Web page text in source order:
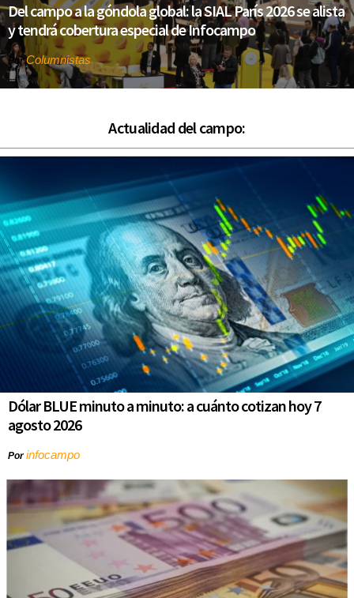
Del campo a la góndola global: la SIAL París 2026 se alista
y tendrá cobertura especial de Infocampo
PorColumnistas
Actualidad del campo:
Dólar BLUE minuto a minuto: a cuánto cotizan hoy 7
agosto 2026
Porinfocampo